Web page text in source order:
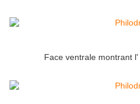
Face ventrale montrant l'